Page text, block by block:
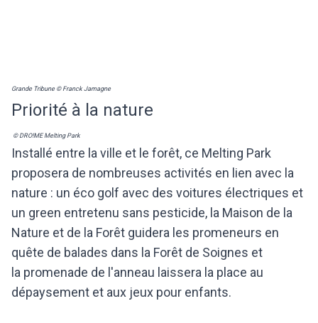
Grande Tribune © Franck Jamagne
Priorité à la nature
© DRO!ME Melting Park
Installé entre la ville et le forêt, ce Melting Park
proposera de nombreuses activités en lien avec la
nature : un éco golf avec des voitures électriques et
un green entretenu sans pesticide, la Maison de la
Nature et de la Forêt guidera les promeneurs en
quête de balades dans la Forêt de Soignes et
la promenade de l'anneau laissera la place au
dépaysement et aux jeux pour enfants.